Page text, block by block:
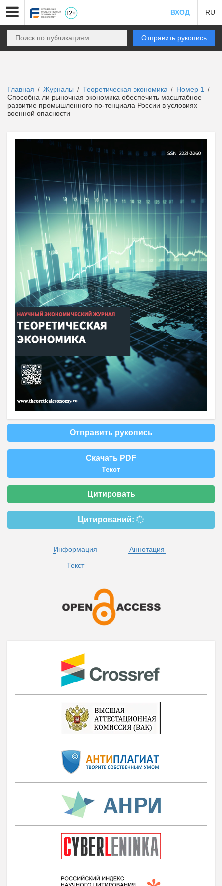
ВХОД RU
Отправить рукопись
Главная / Журналы / Теоретическая экономика / Номер 1 /
Способна ли рыночная экономика обеспечить масштабное
развитие промышленного по-тенциала России в условиях
военной опасности
Отправить рукопись
Скачать PDF
Текст
Цитировать
Цитирований:
Информация
Аннотация
Текст